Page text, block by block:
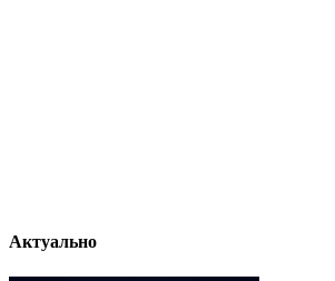
Актуально